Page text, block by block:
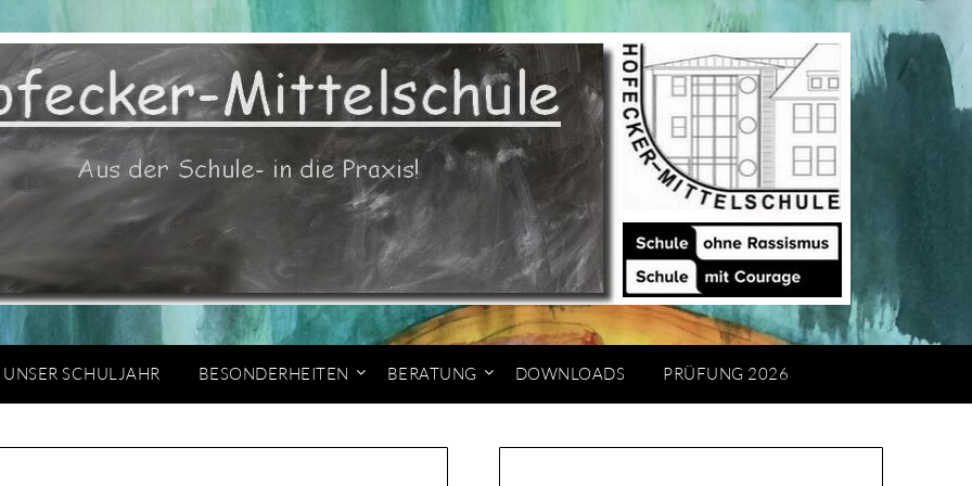
UNSER SCHULJAHR BESONDERHEITEN BERATUNG DOWNLOADS PRÜFUNG 2026